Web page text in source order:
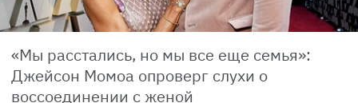
«Мы расстались, но мы все еще семья»:
Джейсон Момоа опроверг слухи о
воссоединении с женой